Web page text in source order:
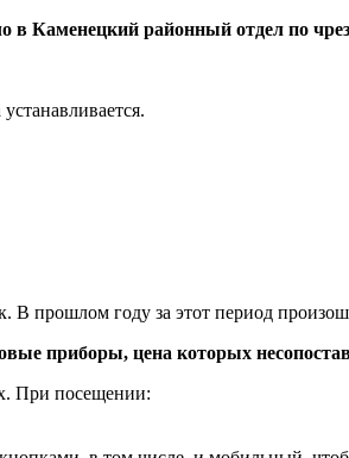
в Каменецкий районный отдел по
прошлом году за этот период
приборы, цена которых
При посещении: